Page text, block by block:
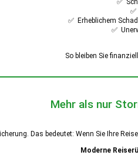
✅
✅ Erheblichem
✅
So bleiben Sie
Mehr als nur
Das bedeutet: Wenn Sie Ihre
Moderne